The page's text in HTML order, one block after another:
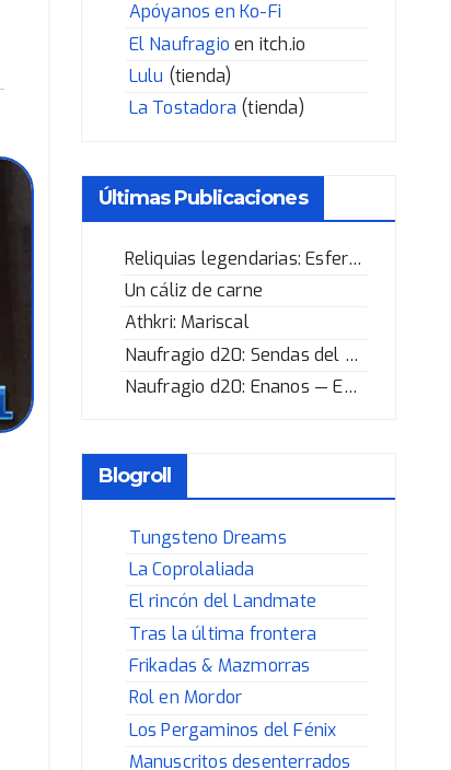
Apóyanos en Ko-Fi
El Naufragio en itch.io
Lulu (tienda)
La Tostadora (tienda)
Últimas Publicaciones
Reliquias legendarias: Esfera de los Corazones Rotos
Un cáliz de carne
Athkri: Mariscal
Naufragio d20: Sendas del Héroe
Naufragio d20: Enanos — Enano selvático
Blogroll
Tungsteno Dreams
La Coprolaliada
El rincón del Landmate
Tras la última frontera
Frikadas & Mazmorras
Rol en Mordor
Los Pergaminos del Fénix
Manuscritos desenterrados